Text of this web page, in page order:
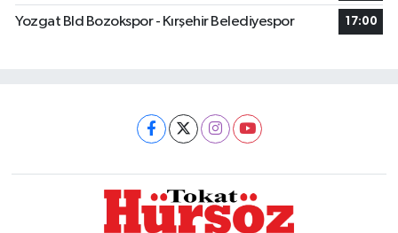
Yozgat Bld Bozokspor - Kırşehir Belediyespor 17:00